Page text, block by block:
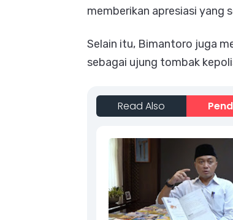
memberikan apresiasi yang
Selain itu, Bimantoro juga
sebagai ujung tombak
Read Also